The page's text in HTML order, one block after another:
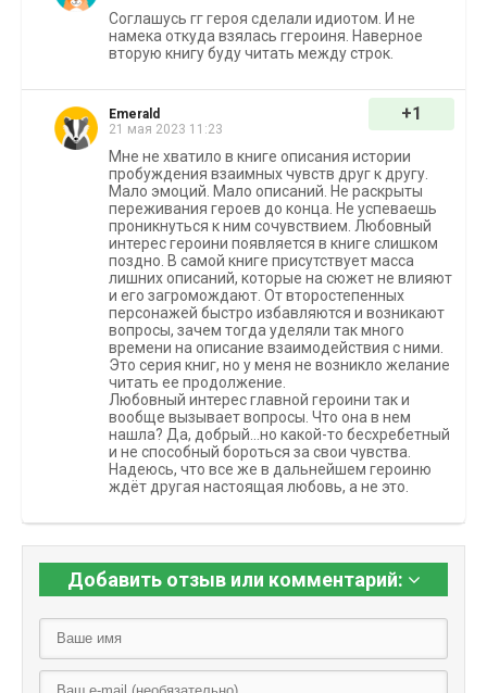
Соглашусь гг героя сделали идиотом. И не
намека откуда взялась ггероиня. Наверное
вторую книгу буду читать между строк.
Emerald
21 мая 2023 11:23
+1
Мне не хватило в книге описания истории
пробуждения взаимных чувств друг к другу.
Мало эмоций. Мало описаний. Не раскрыты
переживания героев до конца. Не успеваешь
проникнуться к ним сочувствием. Любовный
интерес героини появляется в книге слишком
поздно. В самой книге присутствует масса
лишних описаний, которые на сюжет не влияют
и его загромождают. От второстепенных
персонажей быстро избавляются и возникают
вопросы, зачем тогда уделяли так много
времени на описание взаимодействия с ними.
Это серия книг, но у меня не возникло желание
читать ее продолжение.
Любовный интерес главной героини так и
вообще вызывает вопросы. Что она в нем
нашла? Да, добрый...но какой-то бесхребетный
и не способный бороться за свои чувства.
Надеюсь, что все же в дальнейшем героиню
ждёт другая настоящая любовь, а не это.
Добавить отзыв или комментарий: